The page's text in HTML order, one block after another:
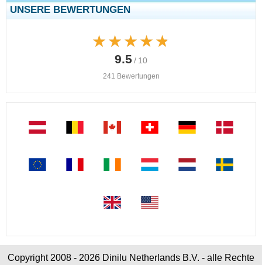
UNSERE BEWERTUNGEN
★★★★★
★★★★★
9.5 / 10
241 Bewertungen
Copyright 2008 - 2026 Dinilu Netherlands B.V. - alle Rechte